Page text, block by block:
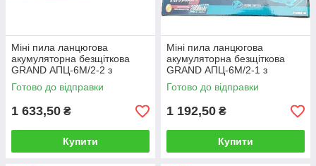
Міні пила ланцюгова
акумуляторна безщіткова
GRAND АПЦ-6М/2-2 з
безключовим регулюванням
натягу ланцюга
Готово до відправки
1 633,50 ₴
Купити
Міні пила ланцюгова
акумуляторна безщіткова
GRAND АПЦ-6М/2-1 з
безключовим регулюванням
натягу ланцюга
Готово до відправки
1 192,50 ₴
Купити